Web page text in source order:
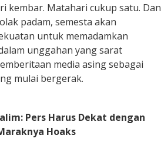
kembar. Matahari cukup satu. Dan
padam, semesta akan
untuk memadamkan
unggahan yang sarat
media asing sebagai
mulai bergerak.
Pers Harus Dekat dengan
Hoaks